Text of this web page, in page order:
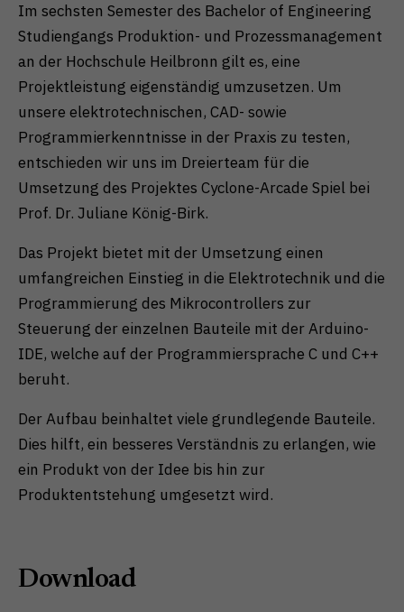
Im sechsten Semester des Bachelor of Engineering
Studiengangs Produktion- und Prozessmanagement
an der Hochschule Heilbronn gilt es, eine
Projektleistung eigenständig umzusetzen. Um
unsere elektrotechnischen, CAD- sowie
Programmierkenntnisse in der Praxis zu testen,
entschieden wir uns im Dreierteam für die
Umsetzung des Projektes Cyclone-Arcade Spiel bei
Prof. Dr. Juliane König-Birk.
Das Projekt bietet mit der Umsetzung einen
umfangreichen Einstieg in die Elektrotechnik und die
Programmierung des Mikrocontrollers zur
Steuerung der einzelnen Bauteile mit der Arduino-
IDE, welche auf der Programmiersprache C und C++
beruht.
Der Aufbau beinhaltet viele grundlegende Bauteile.
Dies hilft, ein besseres Verständnis zu erlangen, wie
ein Produkt von der Idee bis hin zur
Produktentstehung umgesetzt wird.
Download